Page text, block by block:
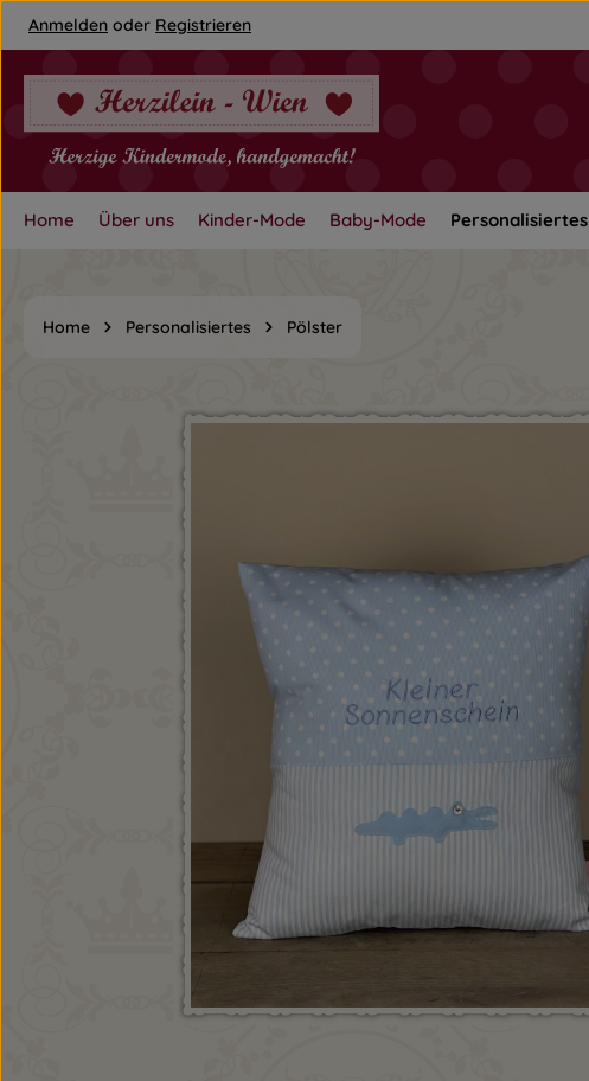
Hauptinhalt springen
Zur Hauptnavigation springen
Anmelden oder Registrieren
Home Über uns Kinder-Mode Baby-Mode Personalisiertes
Home Personalisiertes Pölster
Bildergalerie überspringen